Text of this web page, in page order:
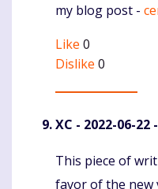
my blog post -
Like 0
Dislike 0
XC - 2022-06-22
Komentaras
This piece of
favor of the